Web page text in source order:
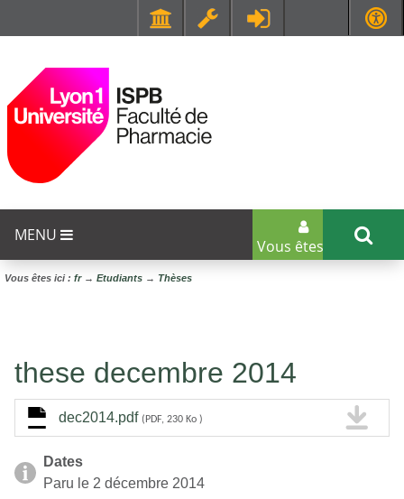
MENU
Vous êtes...
Vous êtes ici : fr→ Etudiants → Thèses
these decembre 2014
dec2014.pdf (PDF, 230 Ko )
Dates
Paru le 2 décembre 2014